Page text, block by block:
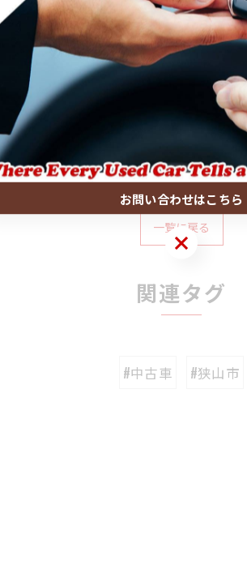
一覧に戻る
関連タグ
#中古車 #狭山市
お問い合わせはこちら
お問い合わせはこちら